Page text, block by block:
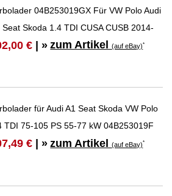
04B253019GX Für VW Polo Audi
Seat Skoda 1.4 TDI CUSA CUSB 2014-
€ | » zum Artikel(auf eBay)*
für Audi A1 Seat Skoda VW Polo
TDI 75-105 PS 55-77 kW 04B253019F
€ | » zum Artikel(auf eBay)*